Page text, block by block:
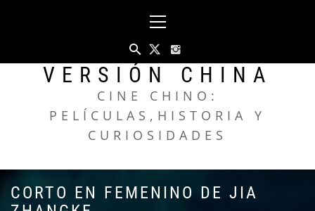
principal
VERSIÓN CHINA
CINE CHINO:
PELÍCULAS,HISTORIA Y
CURIOSIDADES
CORTO EN FEMENINO DE JIA